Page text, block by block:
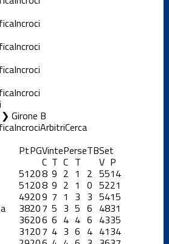
Incroci
Incroci
Incroci
Incroci
Girone B
IncrociArbitriCerca
PtPGVintePerseTBSet
C T C T V P
51208 9 2 1 2 5514
51208 9 2 1 0 5221
49209 7 1 3 3 5415
38207 5 3 5 6 4831
36206 6 4 4 6 4335
31207 4 3 6 4 4134